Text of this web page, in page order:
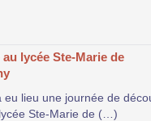
lycée Ste-Marie de
eu lieu une journée de
Ste-Marie de (…)